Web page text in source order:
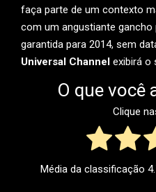
faça parte de um contexto
com um angustiante gancho
garantida para 2014, sem
Universal Channel exibirá o
O que você
Clique
Média da classificação